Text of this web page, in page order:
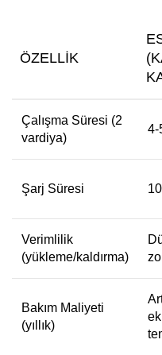
ÖZELLIK
Çalışma Süresi (2
vardiya)
4-
Şarj Süresi
Verimlilik
(yükleme/kaldırma)
Bakım Maliyeti
(yıllık)